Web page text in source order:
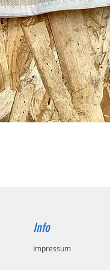
Info
Impressum